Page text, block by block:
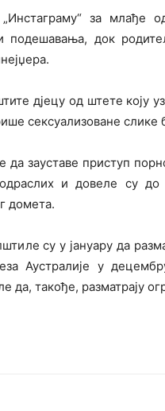
за млађе
подешавања, док
дјецу од штете коју
сексуализоване слике
зауставе приступ
и довеле су
домета.
су у јануару да
Аустралије у
такође, разматрају